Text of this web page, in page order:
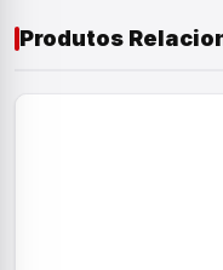
Produtos